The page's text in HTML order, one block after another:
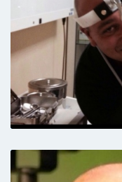
Prima visita,
recensioni
avevano
con il dott.
riscontro